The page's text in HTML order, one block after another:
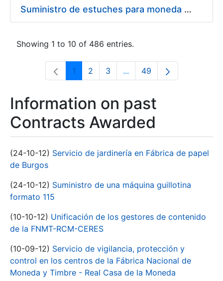
Suministro de estuches para moneda de 30 €
Showing 1 to 10 of 486 entries.
Page
1 Page
2 Page
3 ...Intermediate Pages Use
Page
49
Information on past
Contracts Awarded
(24-10-12) Servicio de jardinería en Fábrica de papel
de Burgos
(24-10-12) Suministro de una máquina guillotina
formato 115
(10-10-12) Unificación de los gestores de contenido
de la FNMT-RCM-CERES
(10-09-12) Servicio de vigilancia, protección y
control en los centros de la Fábrica Nacional de
Moneda y Timbre - Real Casa de la Moneda